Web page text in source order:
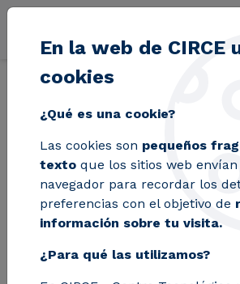
Pasar al contenido principal
Blog Aragón es la comunidad
Aragón es la
comunidad
beneficiada
inversiones en
En la web de CIRCE
cookies
¿Qué es una cookie?
Las cookies son pequeños
texto que los sitios web
navegador para recordar los
preferencias con el objetivo de
información sobre tu visita.
¿Para qué las utilizamos?